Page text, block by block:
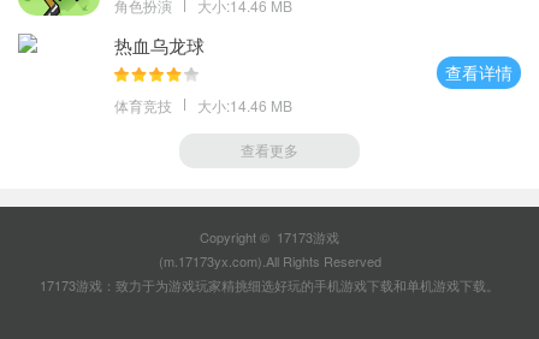
角色扮演 大小:14.46 MB
热血乌龙球
体育竞技 大小:14.46 MB
查看详情
查看更多
Copyright © 17173游戏
(m.17173yx.com).All Rights Reserved
17173游戏：致力于为游戏玩家精挑细选好玩的手机游戏下载和单机游戏下载。